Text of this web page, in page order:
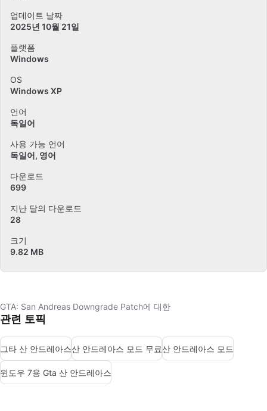
업데이트 날짜
2025년 10월 21일
플랫폼
Windows
OS
Windows XP
언어
독일어
사용 가능 언어
독일어 영어
다운로드
699
지난 달의 다운로드
28
크기
9.82 MB
GTA: San Andreas Downgrade Patch에 대한
관련 토픽
그타 산 안드레아스산 안드레아스 모드 무료산 안드레아스 모드
윈도우 7용 Gta 산 안드레아스